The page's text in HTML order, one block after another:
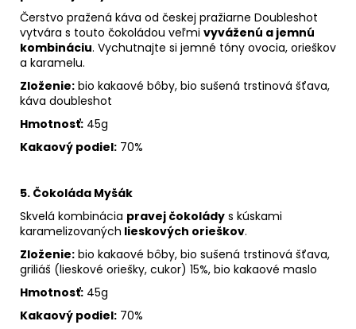
Čerstvo pražená káva od českej pražiarne Doubleshot
vytvára s touto čokoládou veľmi vyváženú a jemnú
kombináciu. Vychutnajte si jemné tóny ovocia, orieškov
a karamelu.
Zloženie: bio kakaové bôby, bio sušená trstinová šťava,
káva doubleshot
Hmotnosť: 45g
Kakaový podiel: 70%
5. Čokoláda Myšák
Skvelá kombinácia pravej čokolády s kúskami
karamelizovaných lieskových orieškov.
Zloženie: bio kakaové bôby, bio sušená trstinová šťava,
griliáš (lieskové oriešky, cukor) 15%, bio kakaové maslo
Hmotnosť: 45g
Kakaový podiel: 70%